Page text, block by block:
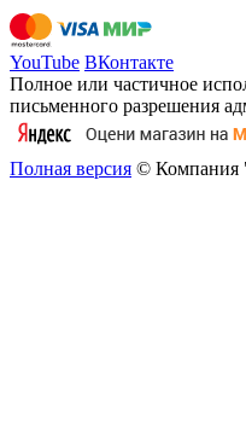
YouTube ВКонтакте
Полное или частичное
письменного разрешения
Полная версия © Компания